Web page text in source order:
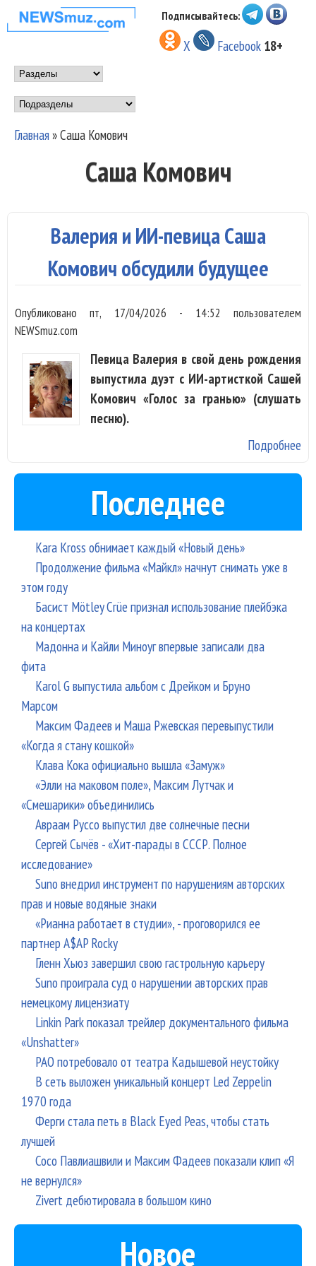
Перейти к основному
содержанию
НОВОСТИ
МУЗЫКИ И
ШОУ БИЗНЕСА
NEWSMUZ.COM
Подписывайтесь:
X Facebook 18+
Main menu
Подразделы
Главная»Саша Комович
Саша Комович
Валерия и ИИ-певица Саша
Комович обсудили будущее
Опубликованопт, 17/04/2026 - 14:52 пользователем
NEWSmuz.com
Певица Валерия в свой день рождения
выпустила дуэт с ИИ-артисткой Сашей
Комович «Голос за гранью» (слушать
песню).
Подробнее
и
Последнее
Kara Kross обнимает каждый «Новый день»
Продолжение фильма «Майкл» начнут снимать уже в
этом году
Басист Mötley Crüe признал использование плейбэка
на концертах
Мадонна и Кайли Миноуг впервые записали два
фита
Karol G выпустила альбом с Дрейком и Бруно
Марсом
Максим Фадеев и Маша Ржевская перевыпустили
«Когда я стану кошкой»
Клава Кока официально вышла «Замуж»
«Элли на маковом поле», Максим Лутчак и
«Смешарики» объединились
Авраам Руссо выпустил две солнечные песни
Сергей Сычёв - «Хит-парады в СССР. Полное
исследование»
Suno внедрил инструмент по нарушениям авторских
прав и новые водяные знаки
«Рианна работает в студии», - проговорился ее
партнер A$AP Rocky
Гленн Хьюз завершил свою гастрольную карьеру
Suno проиграла суд о нарушении авторских прав
немецкому лицензиату
Linkin Park показал трейлер документального фильма
«Unshatter»
РАО потребовало от театра Кадышевой неустойку
В сеть выложен уникальный концерт Led Zeppelin
1970 года
Ферги стала петь в Black Eyed Peas, чтобы стать
лучшей
Сосо Павлиашвили и Максим Фадеев показали клип «Я
не вернулся»
Zivert дебютировала в большом кино
Новое